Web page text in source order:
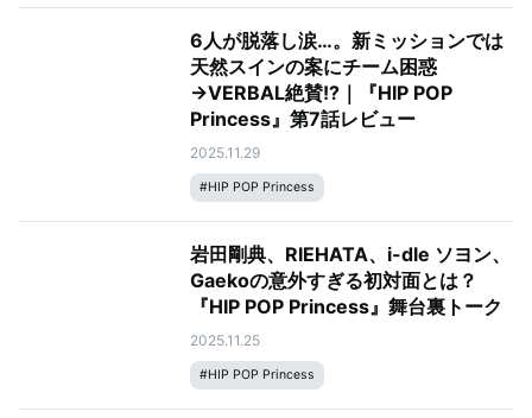
6人が脱落し涙…。新ミッションでは
天然スインの案にチーム困惑
→VERBAL絶賛!?｜『HIP POP
Princess』第7話レビュー
2025.11.29
#HIP POP Princess
岩田剛典、RIEHATA、i-dle ソヨン、
Gaekoの意外すぎる初対面とは？
『HIP POP Princess』舞台裏トーク
2025.11.25
#HIP POP Princess